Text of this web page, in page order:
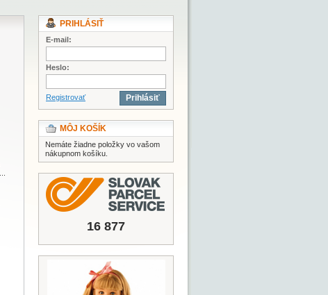
PRIHLÁSIŤ
E-mail:
Heslo:
Registrovať Prihlásiť
MÔJ KOŠÍK
Nemáte žiadne položky vo vašom
nákupnom košíku.
16 877